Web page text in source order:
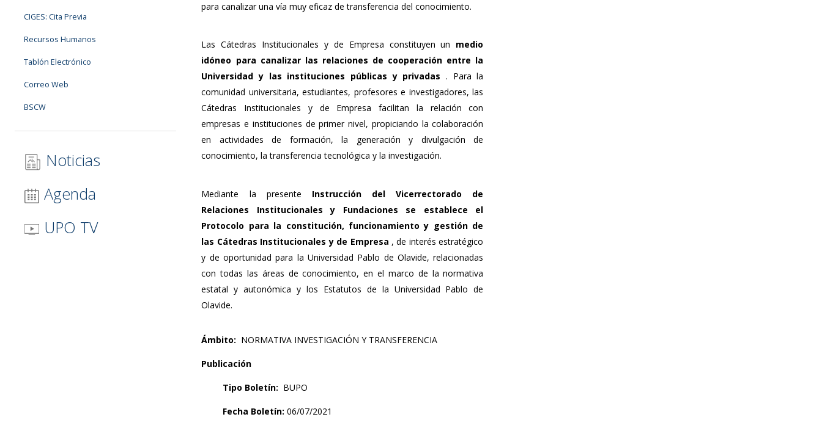
CIGES: Cita Previa
Recursos Humanos
Tablón Electrónico
Correo Web
BSCW
Noticias
Agenda
UPO TV
para canalizar una vía muy eficaz de transferencia del conocimiento.
Las Cátedras Institucionales y de Empresa constituyen un medio
idóneo para canalizar las relaciones de cooperación entre la
Universidad y las instituciones públicas y privadas. Para la
comunidad universitaria, estudiantes, profesores e investigadores, las
Cátedras Institucionales y de Empresa facilitan la relación con
empresas e instituciones de primer nivel, propiciando la colaboración
en actividades de formación, la generación y divulgación de
conocimiento, la transferencia tecnológica y la investigación.
Mediante la presente Instrucción del Vicerrectorado de
Relaciones Institucionales y Fundaciones se establece el
Protocolo para la constitución, funcionamiento y gestión de
las Cátedras Institucionales y de Empresa , de interés estratégico
y de oportunidad para la Universidad Pablo de Olavide, relacionadas
con todas las áreas de conocimiento, en el marco de la normativa
estatal y autonómica y los Estatutos de la Universidad Pablo de
Olavide.
Ámbito: NORMATIVA INVESTIGACIÓN Y TRANSFERENCIA
Publicación
Tipo Boletín: BUPO
Fecha Boletín: 06/07/2021